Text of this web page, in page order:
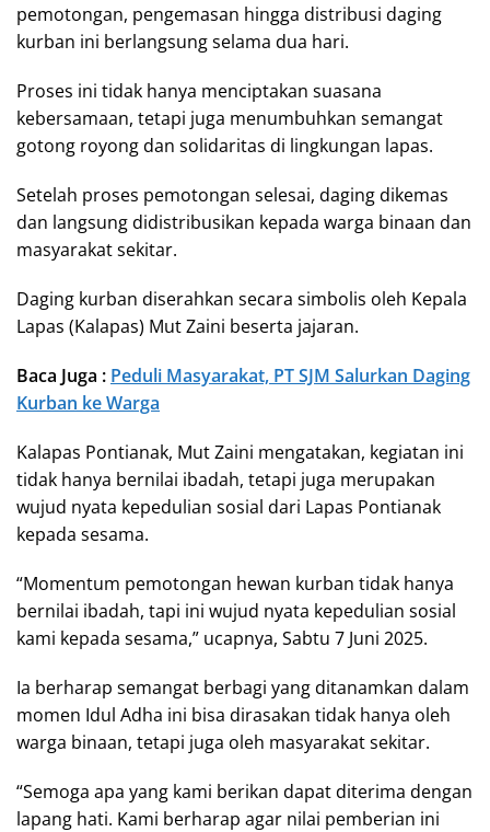
pemotongan, pengemasan hingga distribusi daging
kurban ini berlangsung selama dua hari.
Proses ini tidak hanya menciptakan suasana
kebersamaan, tetapi juga menumbuhkan semangat
gotong royong dan solidaritas di lingkungan lapas.
Setelah proses pemotongan selesai, daging dikemas
dan langsung didistribusikan kepada warga binaan dan
masyarakat sekitar.
Daging kurban diserahkan secara simbolis oleh Kepala
Lapas (Kalapas) Mut Zaini beserta jajaran.
Baca Juga : Peduli Masyarakat, PT SJM Salurkan Daging
Kurban ke Warga
Kalapas Pontianak, Mut Zaini mengatakan, kegiatan ini
tidak hanya bernilai ibadah, tetapi juga merupakan
wujud nyata kepedulian sosial dari Lapas Pontianak
kepada sesama.
“Momentum pemotongan hewan kurban tidak hanya
bernilai ibadah, tapi ini wujud nyata kepedulian sosial
kami kepada sesama,” ucapnya, Sabtu 7 Juni 2025.
Ia berharap semangat berbagi yang ditanamkan dalam
momen Idul Adha ini bisa dirasakan tidak hanya oleh
warga binaan, tetapi juga oleh masyarakat sekitar.
“Semoga apa yang kami berikan dapat diterima dengan
lapang hati. Kami berharap agar nilai pemberian ini